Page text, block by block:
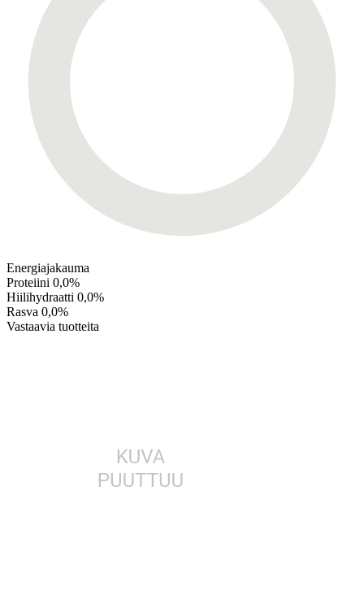
Energiajakauma
Proteiini 0,0%
Hiilihydraatti 0,0%
Rasva 0,0%
Vastaavia tuotteita